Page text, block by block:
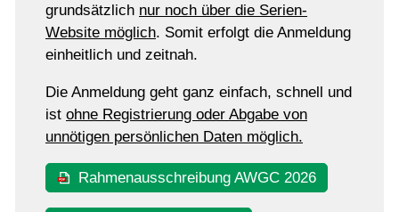
grundsätzlich nur noch über die Serien-
Website möglich. Somit erfolgt die Anmeldung
einheitlich und zeitnah.
Die Anmeldung geht ganz einfach, schnell und
ist ohne Registrierung oder Abgabe von
unnötigen persönlichen Daten möglich.
Rahmenausschreibung AWGC 2026